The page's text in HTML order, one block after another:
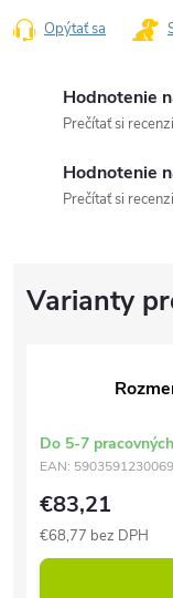
Opýtať sa
Hodnotenie
Prečítať si
Hodnotenie
Prečítať si
Do 5-7
EAN: 5903591230069
€83,21
€68,77 bez DPH